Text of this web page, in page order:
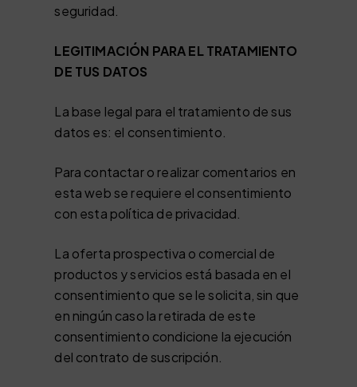
seguridad.
LEGITIMACIÓN PARA EL TRATAMIENTO
DE TUS DATOS
La base legal para el tratamiento de sus
datos es: el consentimiento.
Para contactar o realizar comentarios en
esta web se requiere el consentimiento
con esta política de privacidad.
La oferta prospectiva o comercial de
productos y servicios está basada en el
consentimiento que se le solicita, sin que
en ningún caso la retirada de este
consentimiento condicione la ejecución
del contrato de suscripción.